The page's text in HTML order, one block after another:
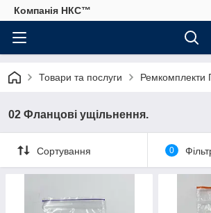
Компанія НКС™
Товари та послуги Ремкомплекти
02 Фланцові ущільнення.
Сортування 0